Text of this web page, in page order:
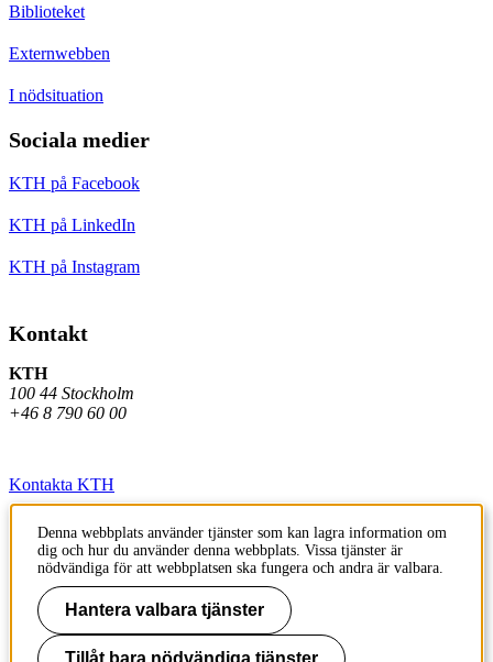
Biblioteket
Externwebben
I nödsituation
Sociala medier
KTH på Facebook
KTH på LinkedIn
KTH på Instagram
Kontakt
KTH
100 44 Stockholm
+46 8 790 60 00
Kontakta KTH
Jobba på KTH
Press och media
Faktura och betalning KTH
Om KTH:s webbplatser
Denna webbplats använder tjänster som kan lagra information om
dig och hur du använder denna webbplats. Vissa tjänster är
nödvändiga för att webbplatsen ska fungera och andra är valbara.
Hantera valbara tjänster
Tillåt bara nödvändiga tjänster